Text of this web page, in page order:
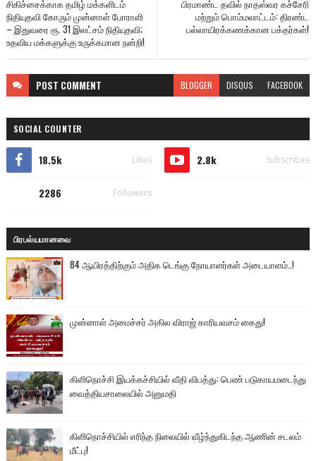
பிரமாண்ட தவில் நாதஸ்வர கச்சேரி
மற்றும் பொம்மலாட்டம்: திரண்ட
பல்லாயிரக்கணக்கான பக்தர்கள்!
சிகிச்சைக்காக தமிழ் மக்களிடம்
நிதியுதவி கோரும் முன்னாள் போராளி
– இதுவரை ரூ. 31 இலட்சம் நிதியுதவி;
உதவிய மக்களுக்கு உருக்கமான நன்றி!
POST COMMENT BLOGGER DISQUS FACEBOOK
SOCIAL COUNTER
18.5k Likes 2.8k Subscribes
2286 Followers
பிரபல்யமானவை
84 ஆயிரத்திற்கும் அதிக டெங்கு நோயாளர்கள் அடையாளம்..!
முன்னாள் அமைச்சர் அகில விராஜ் காரியவசம் கைது!
கிளிநொச்சி இயக்கச்சியில் வீதி விபத்து: பெண் படுகாயமடைந்து
வைத்தியசாலையில் அனுமதி
கிளிநொச்சியில் எரிந்த நிலையில் வீழ்ந்துகிடந்த ஆணின் சடலம்
மீட்பு!